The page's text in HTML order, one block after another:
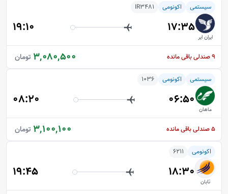
سیستمی اکونومی IR3481
ایران ایر
17:35
19:10
3,080,500 تومان 9صندلی باقی مانده
سیستمی اکونومی 1036
ماهان
06:50
08:20
3,100,100 تومان 5صندلی باقی مانده
اکونومی 6211
تابان
18:30
19:45